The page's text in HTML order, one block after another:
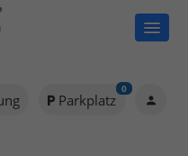
Parkplatz
0